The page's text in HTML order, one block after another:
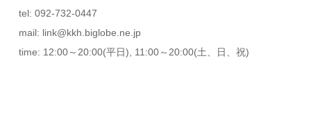
tel: 092-732-0447
mail: link@kkh.biglobe.ne.jp
time: 12:00～20:00(平日), 11:00～20:00(土、日、祝)